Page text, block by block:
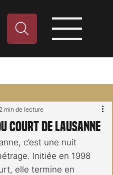
Court de Lausanne
2 min de lecture
c’est une nuit
Initiée en 1998
elle termine en